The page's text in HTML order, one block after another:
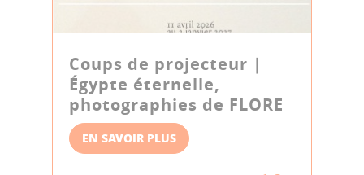
Coups de projecteur |
Égypte éternelle,
photographies de FLORE
EN SAVOIR PLUS